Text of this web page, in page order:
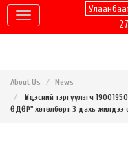
About Us
News
Үндэсний тэргүүлэгч
ӨДӨР" хөтөлбөрт 3 дахь жилдээ